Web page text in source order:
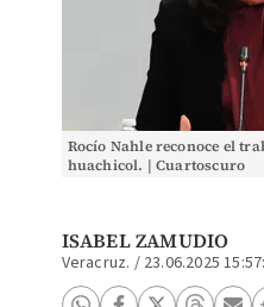
Rocío Nahle reconoce el
huachicol. | Cuartoscuro
ISABEL ZAMUDIO
Veracruz. / 23.06.2025